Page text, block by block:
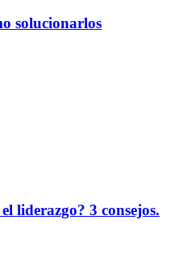
solucionarlos
liderazgo? 3 consejos.